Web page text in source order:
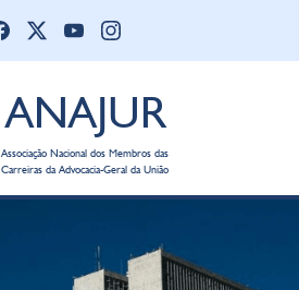
ANAJUR
Associação Nacional dos Membros das
Carreiras da Advocacia-Geral da União